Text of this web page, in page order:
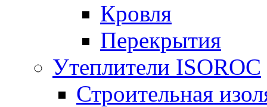
Кровля
Перекрытия
Утеплители ISOROC
Строительная